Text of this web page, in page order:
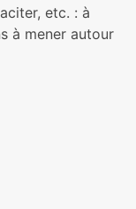
etc. : à
à mener autour